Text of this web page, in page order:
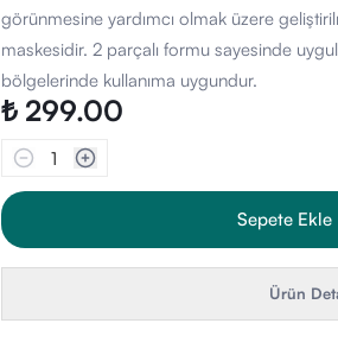
görünmesine yardımcı olmak üzere
maskesidir. 2 parçalı formu sayesinde
bölgelerinde kullanıma uygundur.
₺ 299.00
1
Sepete Ekle
Ürün